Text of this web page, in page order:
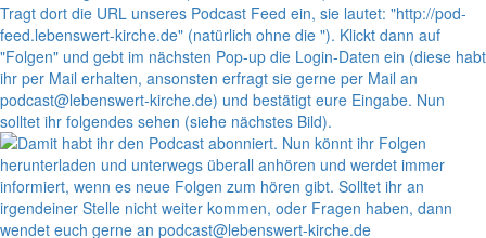
Tragt dort die URL unseres Podcast Feed ein, sie lautet: "http://pod-
feed.lebenswert-kirche.de" (natürlich ohne die "). Klickt dann auf
"Folgen" und gebt im nächsten Pop-up die Login-Daten ein (diese habt
ihr per Mail erhalten, ansonsten erfragt sie gerne per Mail an
podcast@lebenswert-kirche.de) und bestätigt eure Eingabe. Nun
solltet ihr folgendes sehen (siehe nächstes Bild).